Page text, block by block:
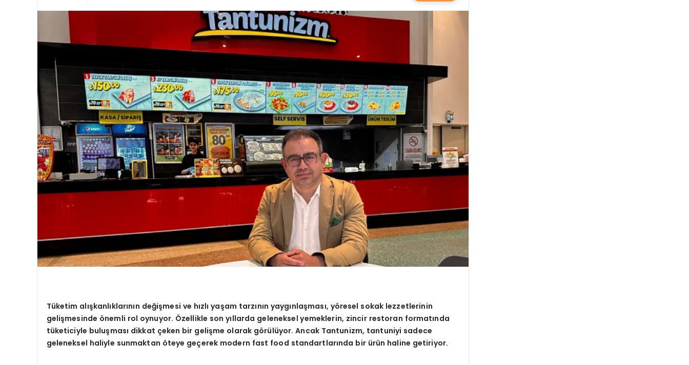
Tüketim alışkanlıklarının değişmesi ve hızlı yaşam tarzının yaygınlaşması, yöresel sokak lezzetlerinin
gelişmesinde önemli rol oynuyor. Özellikle son yıllarda geleneksel yemeklerin, zincir restoran formatında
tüketiciyle buluşması dikkat çeken bir gelişme olarak görülüyor. Ancak Tantunizm, tantuniyi sadece
geleneksel haliyle sunmaktan öteye geçerek modern fast food standartlarında bir ürün haline getiriyor.